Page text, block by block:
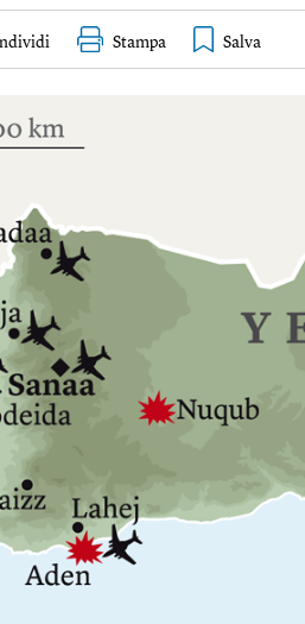
Stampa